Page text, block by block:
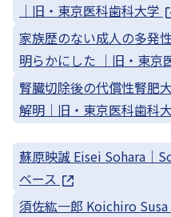
｜旧・東京医科歯科大学
家族歴のない成人の多発
明らかにした ｜旧・東京
腎臓切除後の代償性腎肥
解明｜旧・東京医科歯科
蘇原映誠 Eisei Sohara｜
ベース
須佐紘一郎 Koichiro